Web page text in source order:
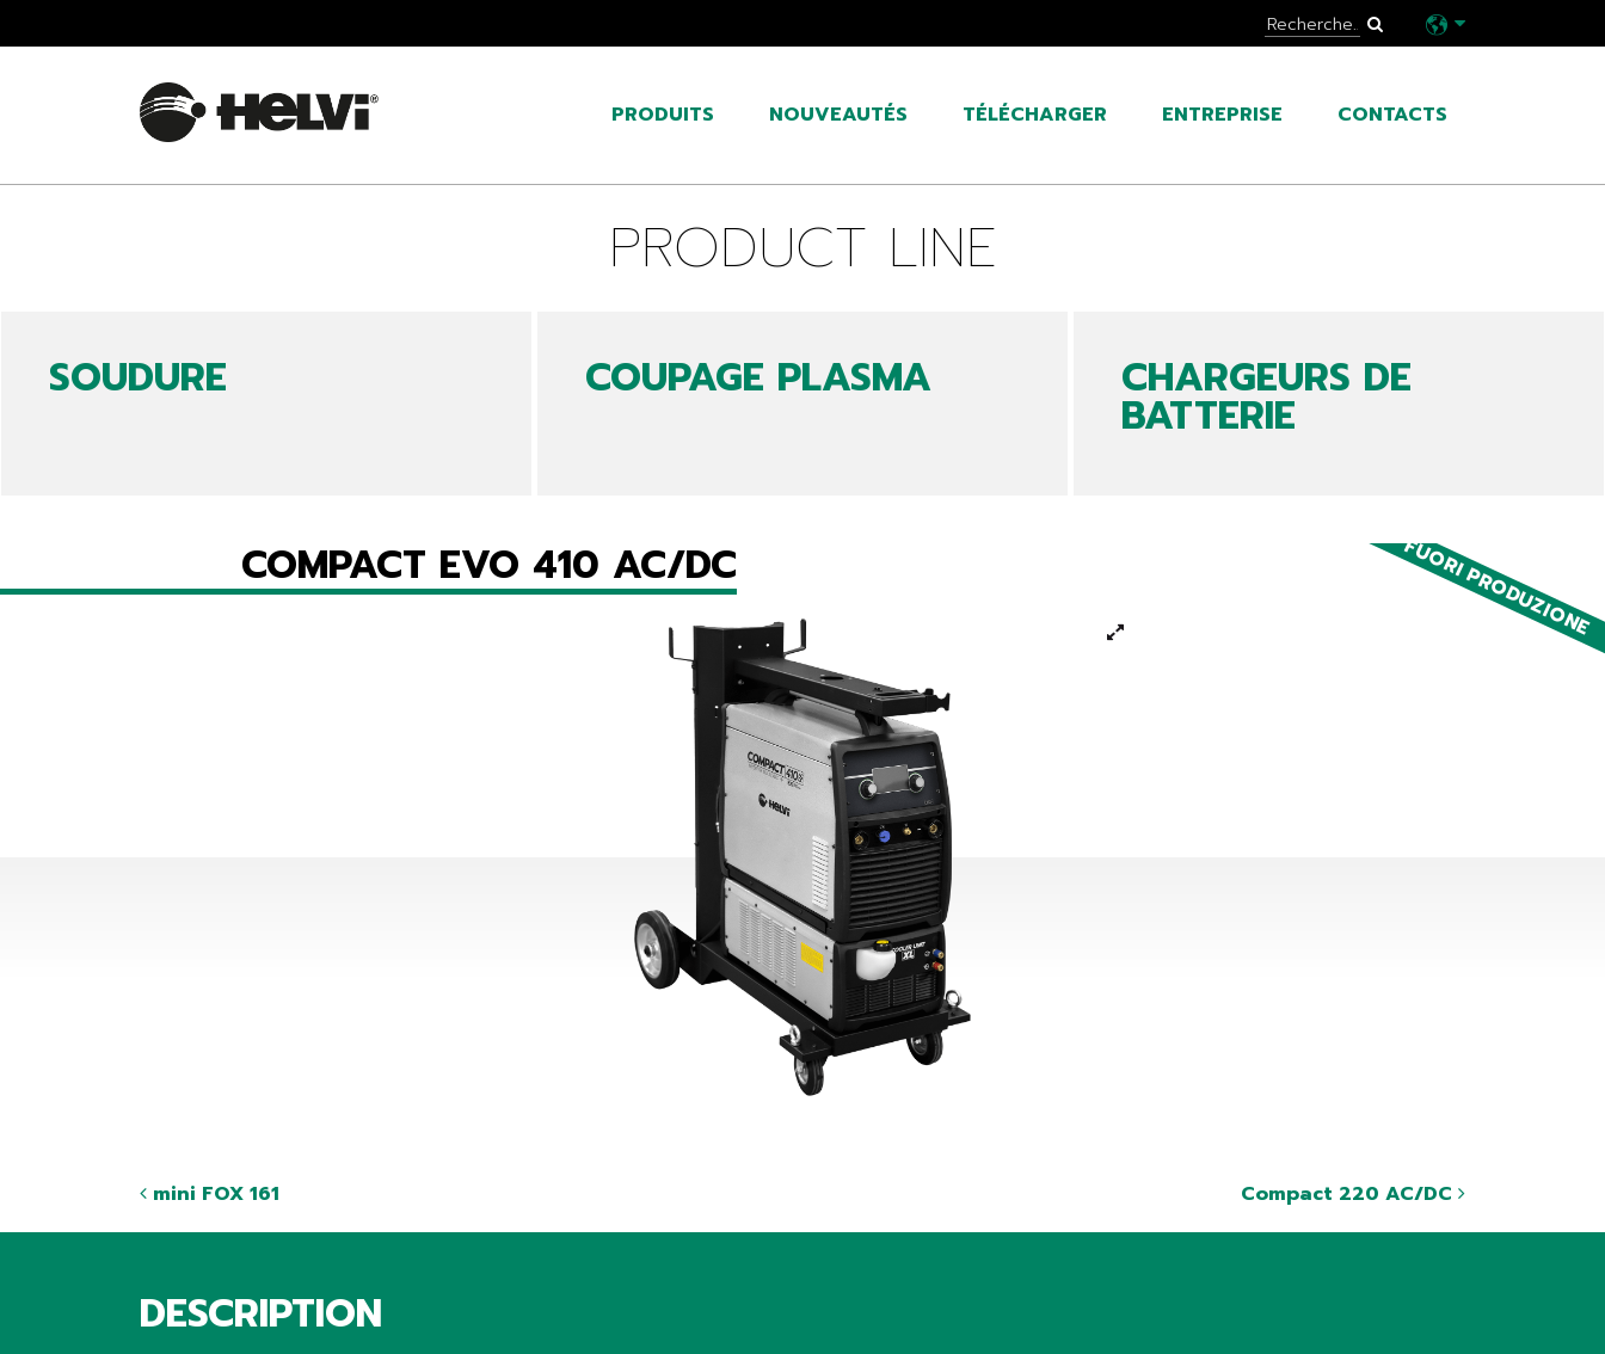
PRODUITS NOUVEAUTÉS TÉLÉCHARGER ENTREPRISE CONTACTS
PRODUCT LINE
SOUDURE COUPAGE PLASMA CHARGEURS DE
BATTERIE
FUORI PRODUZIONE
COMPACT EVO 410 AC/DC
mini FOX 161 Compact 220 AC/DC
DESCRIPTION